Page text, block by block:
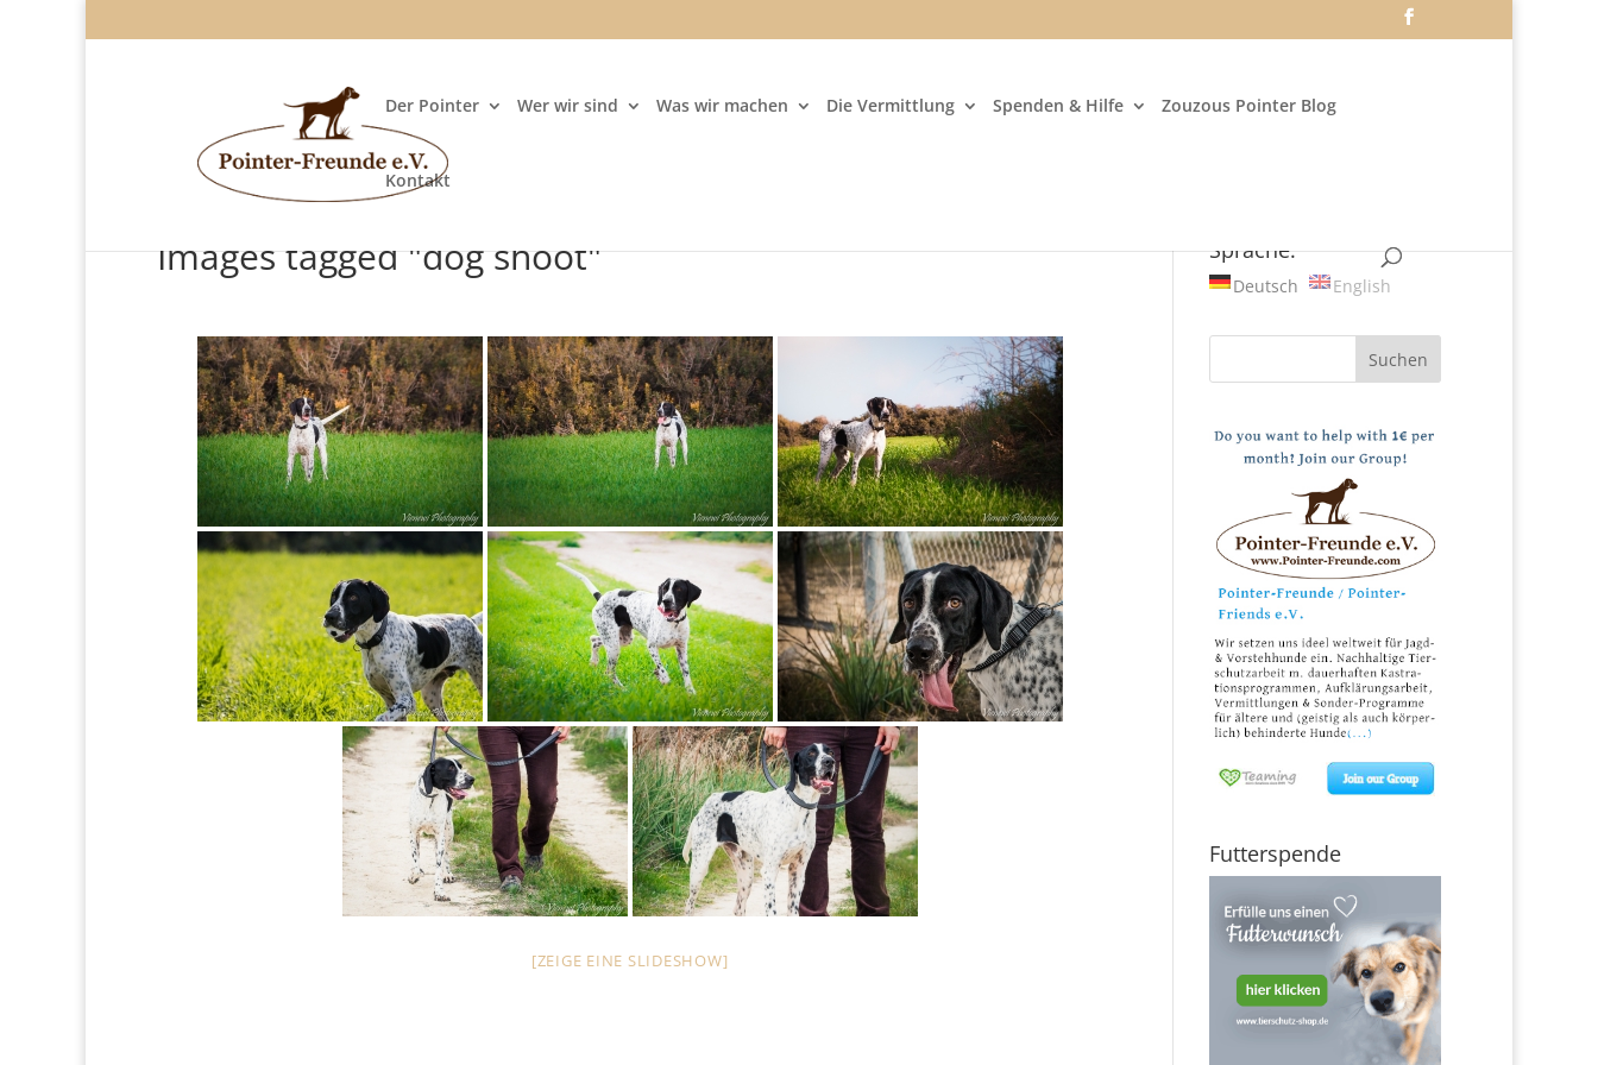
Der Pointer Wer wir sind Was wir machen Die Vermittlung Spenden & Hilfe Zouzous Pointer Blog
Kontakt
Images tagged "dog shoot"
[ZEIGE EINE SLIDESHOW]
Sprache:
Deutsch English
Futterspende